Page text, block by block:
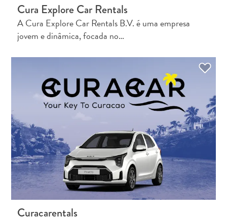
Cura Explore Car Rentals
A Cura Explore Car Rentals B.V. é uma empresa
jovem e dinâmica, focada no…
Curacarentals